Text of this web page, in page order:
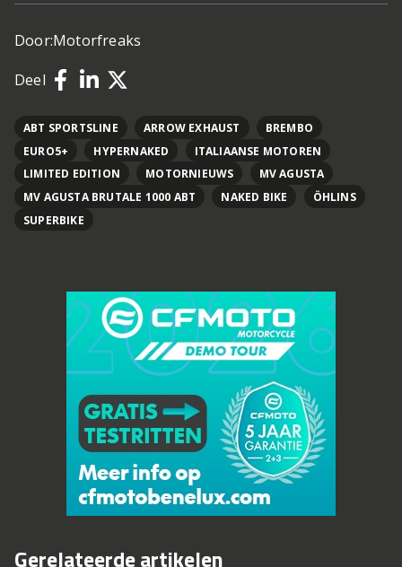
Door:Motorfreaks
Deel
ABT SPORTSLINE ARROW EXHAUST
BREMBO
EURO5+
HYPERNAKED
ITALIAANSE MOTOREN
LIMITED EDITION
MOTORNIEUWS
MV AGUSTA
MV AGUSTA BRUTALE 1000 ABT
NAKED BIKE
ÖHLINS
SUPERBIKE
Gerelateerde artikelen